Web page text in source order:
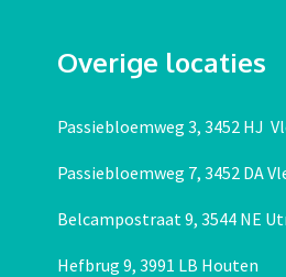
Overige locaties
Passiebloemweg 3, 3452 HJ
Passiebloemweg 7, 3452 DA
Belcampostraat 9, 3544 NE
Hefbrug 9, 3991 LB Houten